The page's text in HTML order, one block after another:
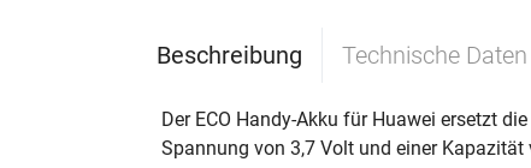
Beschreibung Technische Daten
Der ECO Handy-Akku für Huawei ersetzt
Spannung von 3,7 Volt und einer